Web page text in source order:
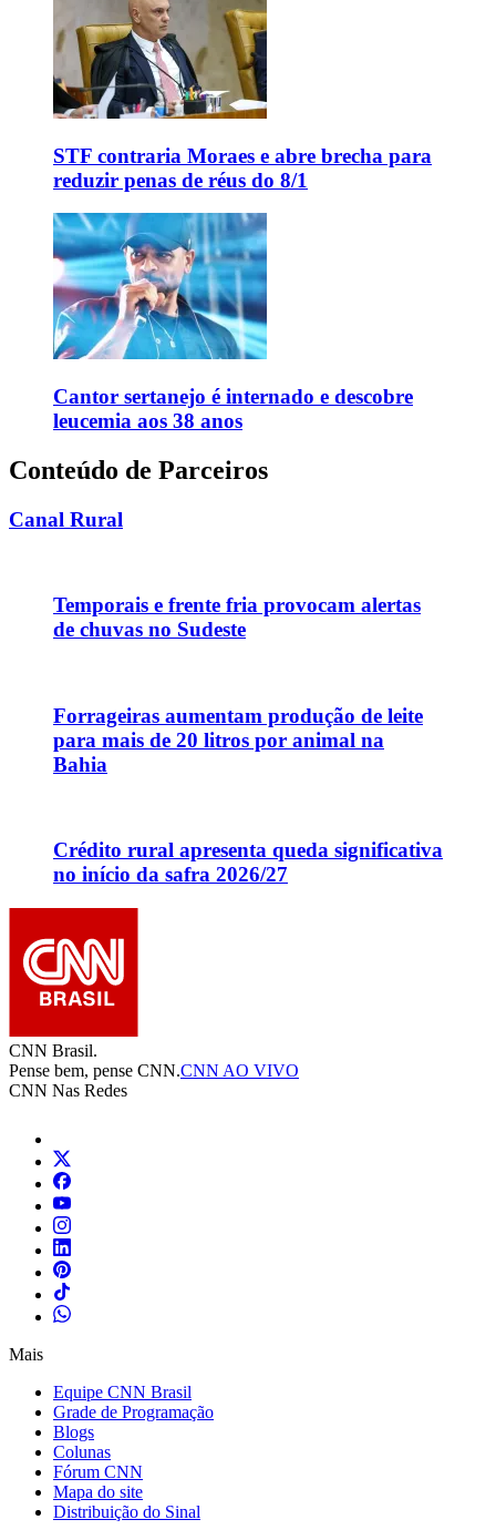
STF contraria Moraes e abre brecha para
reduzir penas de réus do 8/1
Cantor sertanejo é internado e descobre
leucemia aos 38 anos
Conteúdo de Parceiros
Canal Rural
Temporais e frente fria provocam alertas
de chuvas no Sudeste
Forrageiras aumentam produção de leite
para mais de 20 litros por animal na
Bahia
Crédito rural apresenta queda significativa
no início da safra 2026/27
CNN Brasil.
Pense bem, pense CNN.CNN AO VIVO
CNN Nas Redes
Mais
Equipe CNN Brasil
Grade de Programação
Blogs
Colunas
Fórum CNN
Mapa do site
Distribuição do Sinal